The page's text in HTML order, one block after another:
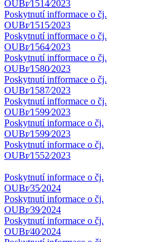
OUBr⁄1514⁄2023
Poskytnutí infformace o čj.
OUBr⁄1515⁄2023
Poskytnutí infformace o čj.
OUBr⁄1564⁄2023
Poskytnutí infformace o čj.
OUBr⁄1580⁄2023
Poskytnutí infformace o čj.
OUBr⁄1587⁄2023
Poskytnutí infformace o čj.
OUBr⁄1599⁄2023
Poskytnutí informace o čj.
OUBr⁄1599⁄2023
Poskytnutí informace o čj.
OUBr⁄1552⁄2023
Poskytnutí informace o čj.
OUBr⁄35⁄2024
Poskytnutí informace o čj.
OUBr⁄39⁄2024
Poskytnutí informace o čj.
OUBr⁄40⁄2024